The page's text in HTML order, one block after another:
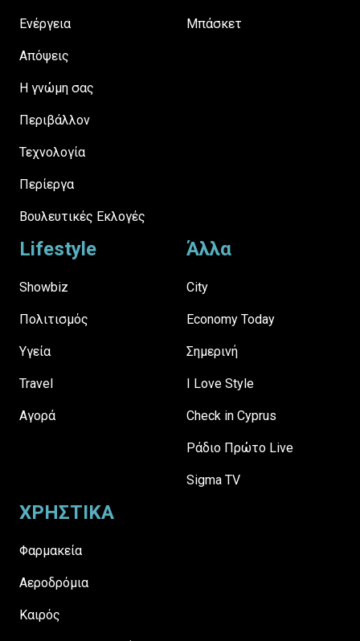
Ενέργεια
Απόψεις
H γνώμη σας
Περιβάλλον
Τεχνολογία
Περίεργα
Βουλευτικές Εκλογές
Μπάσκετ
Lifestyle
Showbiz
Πολιτισμός
Υγεία
Travel
Αγορά
Άλλα
City
Economy Today
Σημερινή
I Love Style
Check in Cyprus
Ράδιο Πρώτο Live
Sigma TV
ΧΡΗΣΤΙΚΑ
Φαρμακεία
Αεροδρόμια
Καιρός